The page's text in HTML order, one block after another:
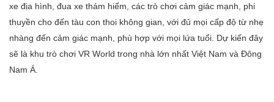
xe địa hình, đua xe thám hiểm, các trò chơi cảm giác mạnh, phi
thuyền cho đến tàu con thoi không gian, với đủ mọi cấp độ từ nhẹ
nhàng đến cảm giác mạnh, phù hợp với mọi lứa tuổi. Dự kiến đây
sẽ là khu trò chơi VR World trong nhà lớn nhất Việt Nam và Đông
Nam Á.